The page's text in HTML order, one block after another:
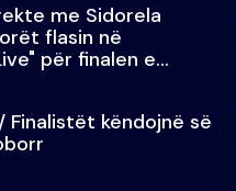
me Sidorela
flasin në
për finalen e
Finalistët këndojnë së